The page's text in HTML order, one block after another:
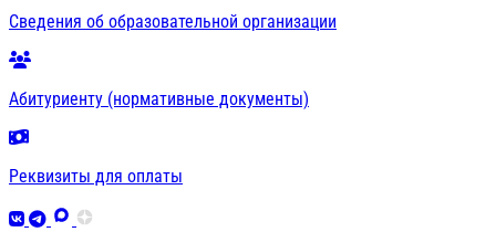
Сведения об образовательной организации
Абитуриенту (нормативные документы)
Реквизиты для оплаты